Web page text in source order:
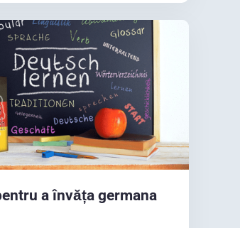
a învăța germana